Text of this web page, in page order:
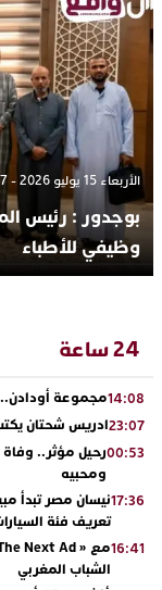
الأربعاء 15 يوليو 2026 - 12:27
بوجدور : رئيس
وظيفي للأطباء
24 ساعة
14:08مجموعة أودادن..
23:07ادريس شحتان
00:53رحيل مؤثر.. وفاة
ومحبيه
17:36نيسان مصر تبدأ
تعريف فئة
16:41
الشباب المغربي